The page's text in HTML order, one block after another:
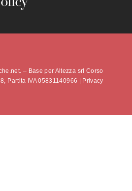
– Base per Altezza srl Corso
Partita IVA 05831140966 | Privacy